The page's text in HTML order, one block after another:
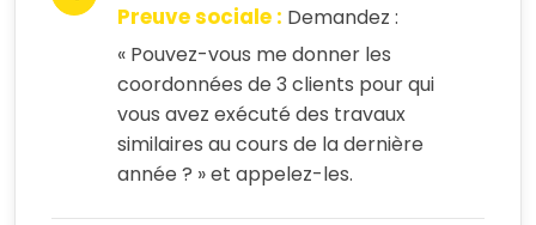
Preuve sociale : Demandez :
« Pouvez-vous me donner les
coordonnées de 3 clients pour qui
vous avez exécuté des travaux
similaires au cours de la dernière
année ? » et appelez-les.